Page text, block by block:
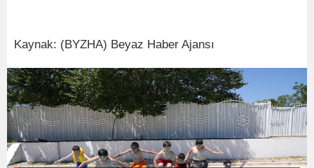
Kaynak: (BYZHA) Beyaz Haber Ajansı